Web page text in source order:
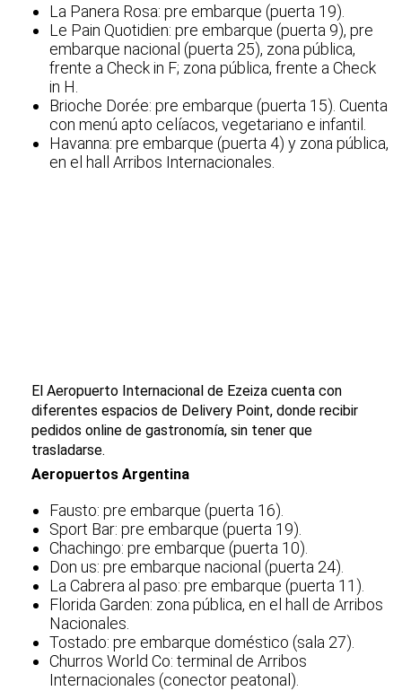
La Panera Rosa: pre embarque (puerta 19).
Le Pain Quotidien: pre embarque (puerta 9), pre
embarque nacional (puerta 25), zona pública,
frente a Check in F; zona pública, frente a Check
in H.
Brioche Dorée: pre embarque (puerta 15). Cuenta
con menú apto celíacos, vegetariano e infantil.
Havanna: pre embarque (puerta 4) y zona pública,
en el hall Arribos Internacionales.
El Aeropuerto Internacional de Ezeiza cuenta con
diferentes espacios de Delivery Point, donde recibir
pedidos online de gastronomía, sin tener que
trasladarse.
Aeropuertos Argentina
Fausto: pre embarque (puerta 16).
Sport Bar: pre embarque (puerta 19).
Chachingo: pre embarque (puerta 10).
Don us: pre embarque nacional (puerta 24).
La Cabrera al paso: pre embarque (puerta 11).
Florida Garden: zona pública, en el hall de Arribos
Nacionales.
Tostado: pre embarque doméstico (sala 27).
Churros World Co: terminal de Arribos
Internacionales (conector peatonal).